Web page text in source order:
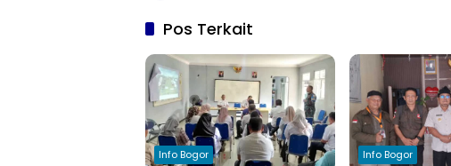
Pos Terkait
Info Bogor Info Bogor